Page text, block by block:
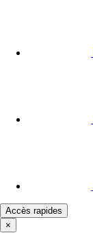
Accès rapides
×